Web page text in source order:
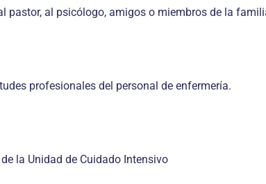
al psicólogo, ami­gos o miembros de la
profesionales del per­sonal de enfermería.
la Unidad de Cuidado Intensivo